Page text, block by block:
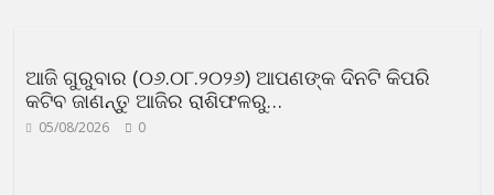
ଆଜି ଗୁରୁବାର (୦୬.୦୮.୨୦୨୬) ଆପଣଙ୍କ ଦିନଟି କିପରି
କଟିବ ଜାଣନ୍ତୁ ଆଜିର ରାଶିଫଳରୁ…
05/08/2026 0